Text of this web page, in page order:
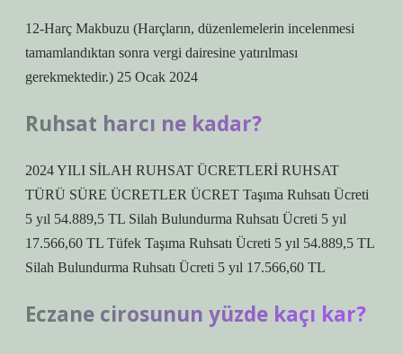
12-Harç Makbuzu (Harçların, düzenlemelerin incelenmesi
tamamlandıktan sonra vergi dairesine yatırılması
gerekmektedir.) 25 Ocak 2024
Ruhsat harcı ne kadar?
2024 YILI SİLAH RUHSAT ÜCRETLERİ RUHSAT
TÜRÜ SÜRE ÜCRETLER ÜCRET Taşıma Ruhsatı Ücreti
5 yıl 54.889,5 TL Silah Bulundurma Ruhsatı Ücreti 5 yıl
17.566,60 TL Tüfek Taşıma Ruhsatı Ücreti 5 yıl 54.889,5 TL
Silah Bulundurma Ruhsatı Ücreti 5 yıl 17.566,60 TL
Eczane cirosunun yüzde kaçı kar?